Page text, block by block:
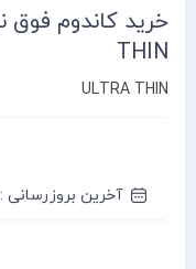
THIN
ULTRA THIN
آخرین بروزرسانی : ۱۴۰۴/۰۸/۱۵